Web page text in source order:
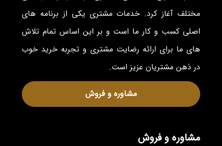
مختلف آغاز کرد. خدمات مشتری یکی از برنامه های
اصلی کسب و کار ما است و بر این اساس تمام تلاش
های ما برای ارائه رضایت مشتری و تجربه خرید خوب
در ذهن مشتریان عزیز است.
مشاوره و فروش
مشاوره و فروش